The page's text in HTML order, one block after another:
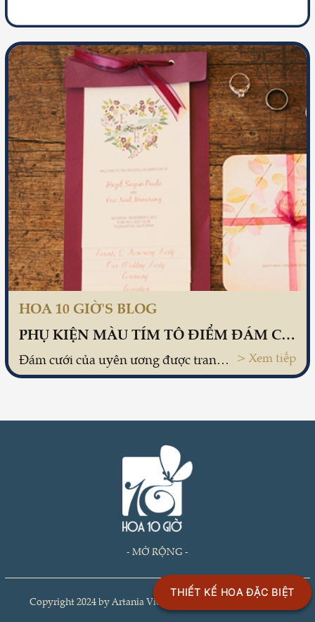
HOA 10 GIỜ'S BLOG
PHỤ KIỆN MÀU TÍM TÔ ĐIỂM ĐÁM CƯỚI
Đám cưới của uyên ương được trang trí với nhiều chi tiết đáng yêu mang sắc màu tím đa dạng, từ màu tím nhạt lavender tới sắc thái tím đậm. > Xem tiếp
- MỞ RỘNG -
Copyright 2024 by Artania Vietnam .Jsc - Allrights reserved
THIẾT KẾ HOA ĐẶC BIỆT